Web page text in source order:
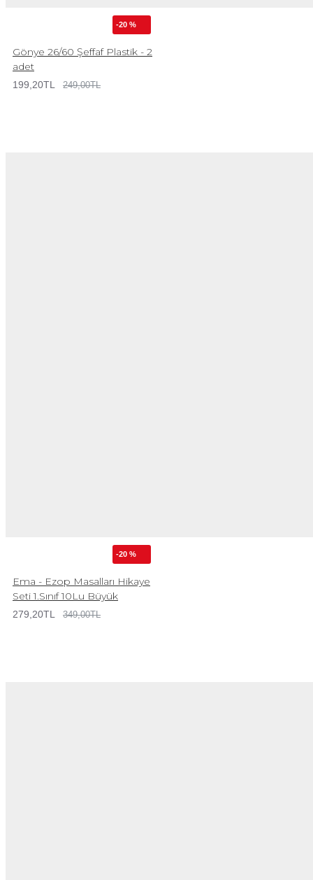
-20 %
Gönye 26/60 Şeffaf Plastik - 2
adet
199,20TL 249,00TL
-20 %
Ema - Ezop Masalları Hikaye
Seti 1.Sınıf 10Lu Büyük
279,20TL 349,00TL